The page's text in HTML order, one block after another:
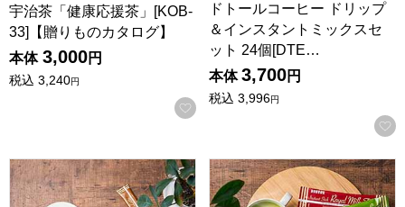
宇治茶「健康応援茶」[KOB-
33]【贈りものカタログ】
本体 3,000円
税込 3,240円
お気に入りに登録する
ドトールコーヒー ドリップ
＆インスタントミックスセ
ット 24個[DTE…
本体 3,700円
税込 3,996円
ドトールコーヒー ドリップ＆インスタントミックスセット
ドトールコーヒー インスタ